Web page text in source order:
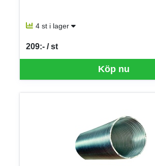
4 st i lager
Köp nu
209:- / st
SEK per ST